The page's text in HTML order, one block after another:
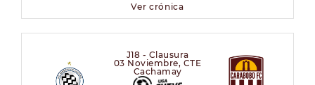
Ver crónica
J18 - Clausura
03 Noviembre, CTE
Cachamay